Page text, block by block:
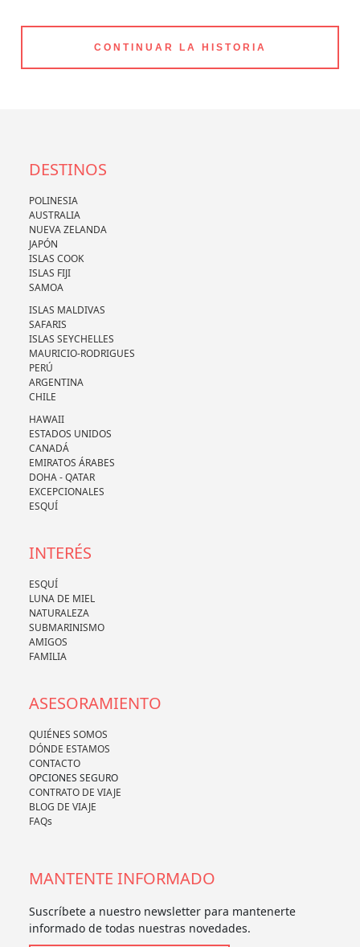
CONTINUAR LA HISTORIA
DESTINOS
POLINESIA
AUSTRALIA
NUEVA ZELANDA
JAPÓN
ISLAS COOK
ISLAS FIJI
SAMOA
ISLAS MALDIVAS
SAFARIS
ISLAS SEYCHELLES
MAURICIO-RODRIGUES
PERÚ
ARGENTINA
CHILE
HAWAII
ESTADOS UNIDOS
CANADÁ
EMIRATOS ÁRABES
DOHA - QATAR
EXCEPCIONALES
ESQUÍ
INTERÉS
ESQUÍ
LUNA DE MIEL
NATURALEZA
SUBMARINISMO
AMIGOS
FAMILIA
ASESORAMIENTO
QUIÉNES SOMOS
DÓNDE ESTAMOS
CONTACTO
OPCIONES SEGURO
CONTRATO DE VIAJE
BLOG DE VIAJE
FAQs
MANTENTE INFORMADO
Suscríbete a nuestro newsletter para mantenerte
informado de todas nuestras novedades.